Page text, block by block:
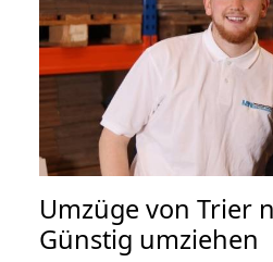
Umzüge von Trier
Günstig umziehen